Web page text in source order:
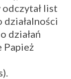
odczytał list
działalności
działań
Papież